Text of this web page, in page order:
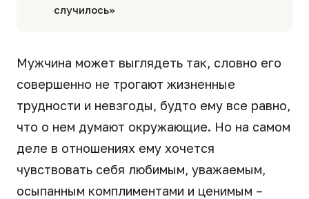
случилось»
Мужчина может выглядеть так, словно его
совершенно не трогают жизненные
трудности и невзгоды, будто ему все равно,
что о нем думают окружающие. Но на самом
деле в отношениях ему хочется
чувствовать себя любимым, уважаемым,
осыпанным комплиментами и ценимым –